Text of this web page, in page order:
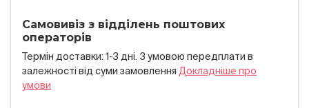
Самовивіз з відділень поштових
операторів
Термін доставки: 1-3 дні. З умовою передплати в
залежностi вiд суми замовлення Докладнiше про
умови